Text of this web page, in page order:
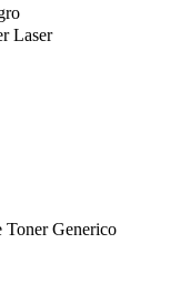
Laser
Generico